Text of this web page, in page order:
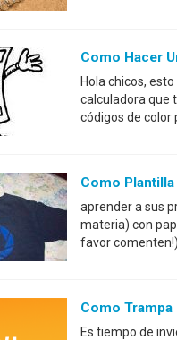
Como Hacer
Hola chicos,
calculadora que
códigos de color
Como
aprender a sus
materia) con
favor
Como Trampa
Es tiempo de